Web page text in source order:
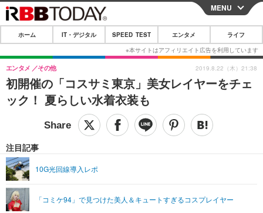
CLOSE
ホーム
IT・デジタル
IT・デジタルTOP スマートフォン
ショッピング その他
SPEED TEST
エンタメTOP 映画・ドラマ
グラビア ブログ
ライフTOP
リリース一覧
プッシュ通知の停止方法
MENU
ホーム IT・デジタル SPEED TEST エンタメ ライフ
初開催の「コスサミ東京」美女レイヤーをチェ
ック！ 夏らしい水着衣装も
エンタメ その他
注目記事
10G光回線導入レポ
「コミケ94」で見つけた美人＆キュートすぎるコスプレイヤー
2019.8.22（木）21:38